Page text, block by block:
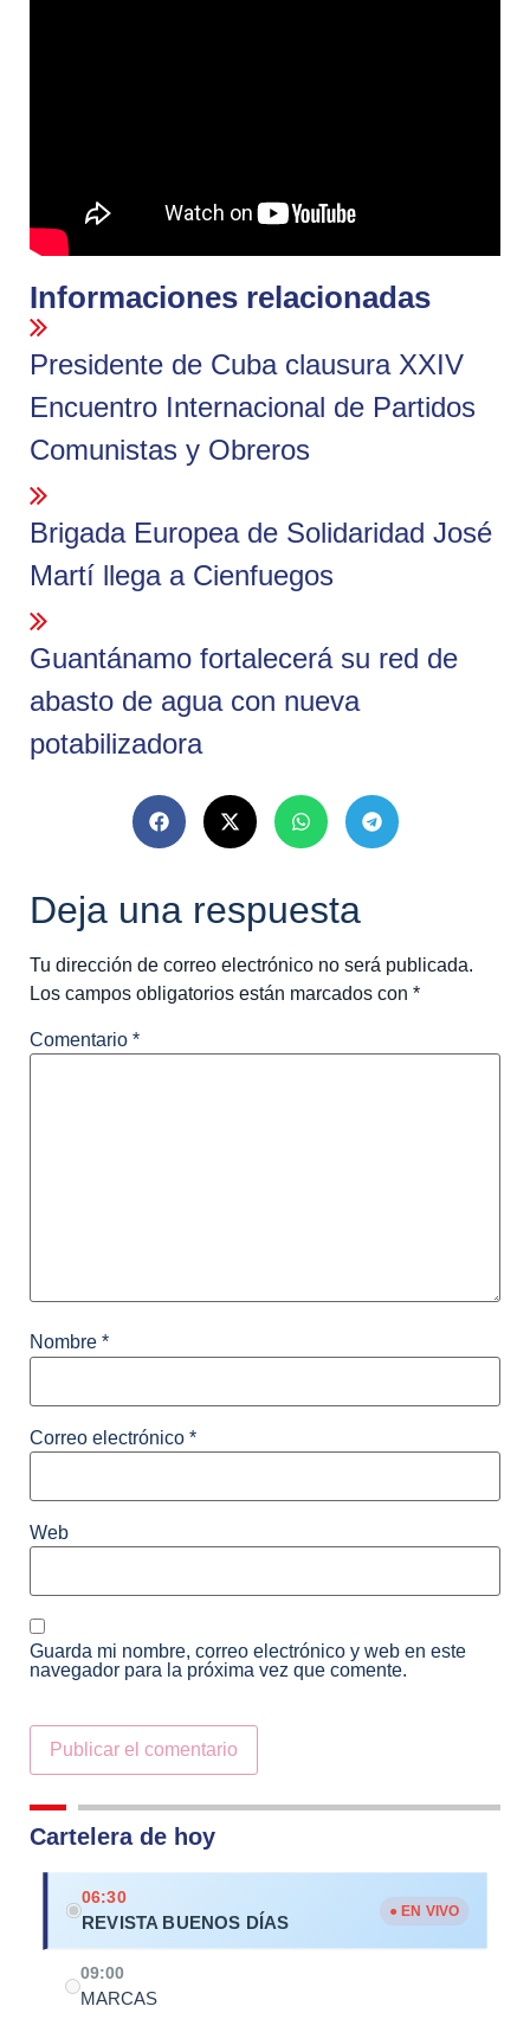
Informaciones relacionadas
Presidente de Cuba clausura XXIV
Encuentro Internacional de Partidos
Comunistas y Obreros
Brigada Europea de Solidaridad José
Martí llega a Cienfuegos
Guantánamo fortalecerá su red de
abasto de agua con nueva
potabilizadora
Deja una respuesta
Tu dirección de correo electrónico no será publicada.
Los campos obligatorios están marcados con *
Comentario *
Nombre *
Correo electrónico *
Web
Guarda mi nombre, correo electrónico y web en este
navegador para la próxima vez que comente.
Alternative:
Cartelera de hoy
06:30
REVISTA BUENOS DÍAS
● EN VIVO
09:00
MARCAS